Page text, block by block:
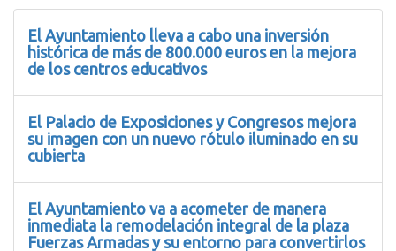
El Ayuntamiento lleva a cabo una inversión
histórica de más de 800.000 euros en la mejora
de los centros educativos
El Palacio de Exposiciones y Congresos mejora
su imagen con un nuevo rótulo iluminado en su
cubierta
El Ayuntamiento va a acometer de manera
inmediata la remodelación integral de la plaza
Fuerzas Armadas y su entorno para convertirlos